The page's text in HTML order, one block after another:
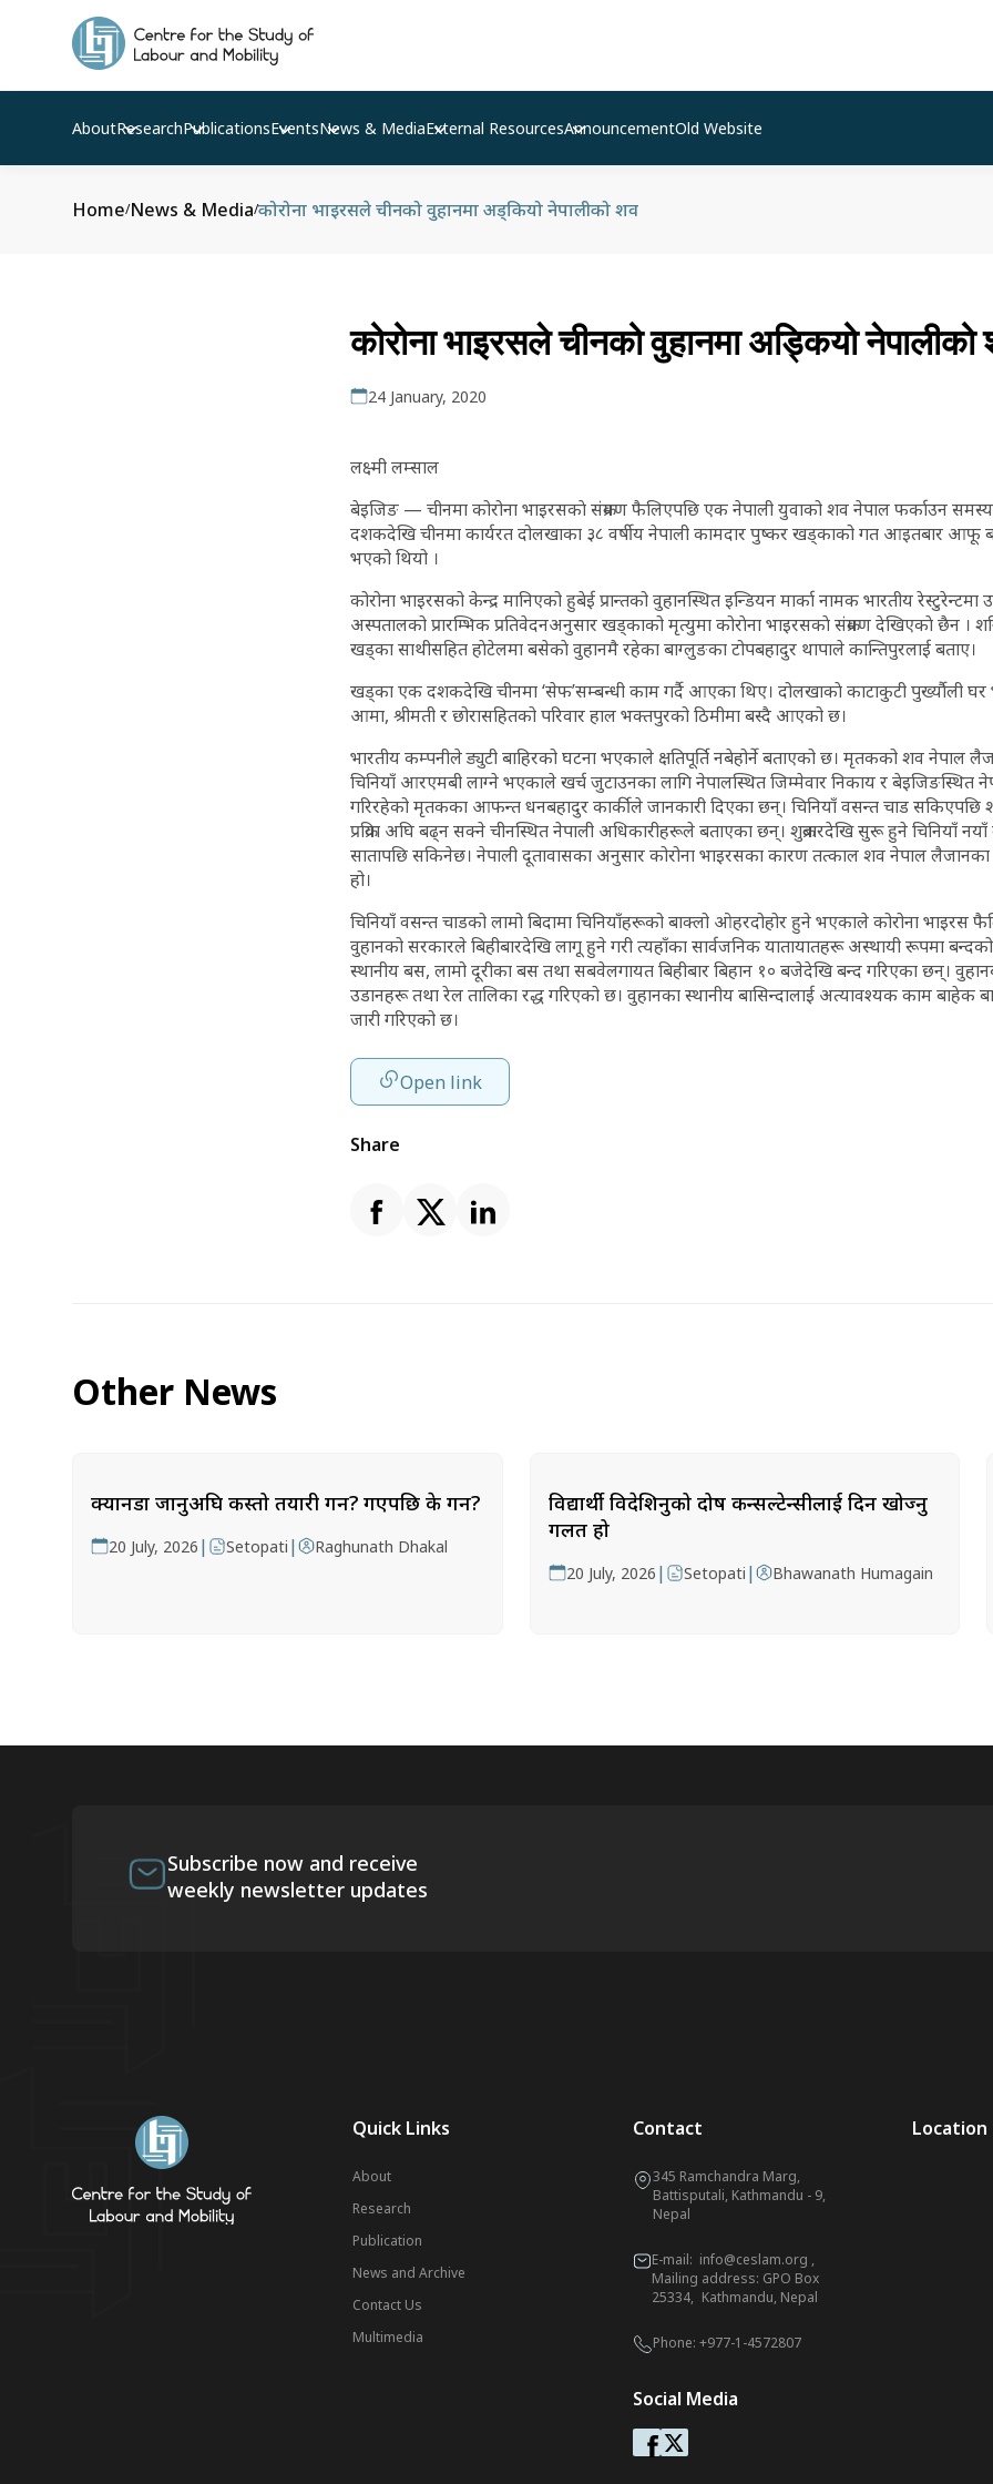
AboutResearchPublicationsEventsNews & MediaExternal ResourcesAnnouncementOld Website
Home/News & Media/कोरोना भाइरसले चीनको वुहानमा अड्कियो नेपालीको शव
कोरोना भाइरसले चीनको वुहानमा अड्कियो नेपालीको
24 January, 2020
लक्ष्मी लम्साल
बेइजिङ — चीनमा कोरोना भाइरसकाे संक्रमण फैलिएपछि एक नेपाली युवाको शव नेपाल फर्काउन
दशकदेखि चीनमा कार्यरत दोलखाका ३८ वर्षीय नेपाली कामदार पुष्कर खड्काको गत आइतबार आफू
भएको थियो ।
कोरोना भाइरसको केन्द्र मानिएको हुबेई प्रान्तको वुहानस्थित इन्डियन मार्का नामक भारतीय रेस्टुरेन्टमा
अस्पतालको प्रारम्भिक प्रतिवेदनअनुसार खड्काको मृत्युमा कोराेना भाइरसकाे संक्रमण देखिएकाे छैन ।
खड्का साथीसहित हाेटेलमा बसेकाे वुहानमै रहेका बाग्लुङका टोपबहादुर थापाले कान्तिपुरलाई बताए।
खड्का एक दशकदेखि चीनमा ‘सेफ’सम्बन्धी काम गर्दै आएका थिए। दोलखाकाे काटाकुटी पुर्ख्यौली
आमा, श्रीमती र छोरासहितको परिवार हाल भक्तपुरको ठिमीमा बस्दै आएको छ।
भारतीय कम्पनीले ड्युटी बाहिरको घटना भएकाले क्षतिपूर्ति नबेहोर्ने बताएको छ। मृतकको शव नेपाल
चिनियाँ आरएमबी लाग्ने भएकाले खर्च जुटाउनका लागि नेपालस्थित जिम्मेवार निकाय र बेइजिङस्थित
गरिरहेको मृतकका आफन्‍त धनबहादुर कार्कीले जानकारी दिएका छन्। चिनियाँ वसन्त चाड सकिएपछि
प्रक्रिया अघि बढ्न सक्ने चीनस्थित नेपाली अधिकारीहरूले बताएका छन्। शुक्रबारदेखि सुरू हुने चिनियाँ
सातापछि सकिनेछ। नेपाली दूतावासका अनुसार कोरोना भाइरसका कारण तत्काल शव नेपाल
हो।
चिनियाँ वसन्त चाडको लामो बिदामा चिनियाँहरूको बाक्लो ओहरदोहोर हुने भएकाले कोरोना भाइरस
वुहानको सरकारले बिहीबारदेखि लागू हुने गरी त्यहाँका सार्वजनिक यातायातहरू अस्थायी रूपमा
स्थानीय बस, लामो दूरीका बस तथा सबवेलगायत बिहीबार बिहान १० बजेदेखि बन्द गरिएका छन्।
उडानहरू तथा रेल तालिका रद्ध गरिएको छ। वुहानका स्थानीय बासिन्दालाई अत्यावश्यक काम बाहेक
जारी गरिएको छ।
Open link
Share
Other News
क्यानडा जानुअघि कस्तो तयारी गर्ने? गएपछि के गर्ने?
20 July, 2026 | Setopati | Raghunath Dhakal
विद्यार्थी विदेशिनुको दोष कन्सल्टेन्सीलाई दिन खोज्नु
गलत हो
20 July, 2026 | Setopati | Bhawanath Humagain
Subscribe now and receive
weekly newsletter updates
Quick Links
About
Research
Publication
News and Archive
Contact Us
Multimedia
Contact
345 Ramchandra Marg,
Battisputali, Kathmandu - 9,
Nepal
E-mail: info@ceslam.org ,
Mailing address: GPO Box
25334, Kathmandu, Nepal
Phone: +977-1-4572807
Social Media
Location